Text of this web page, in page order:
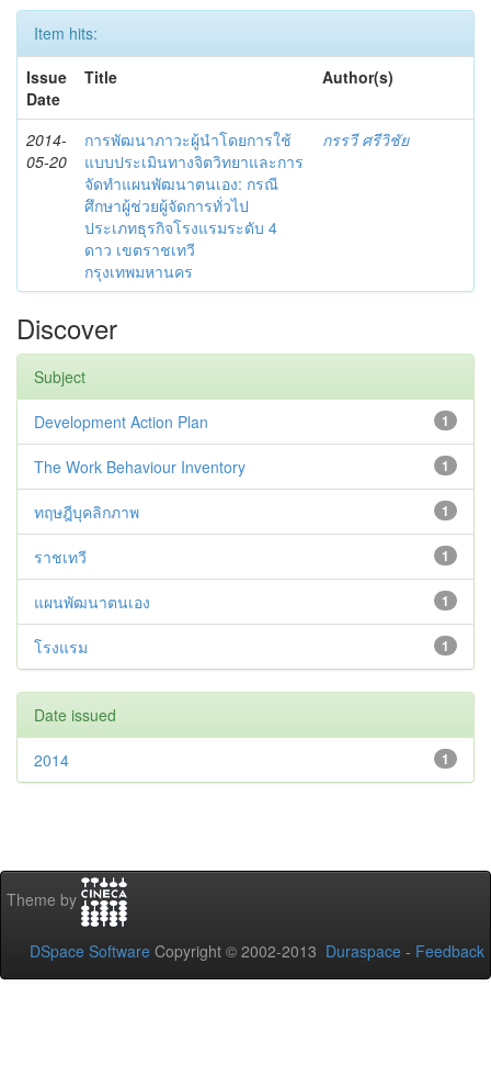
Item hits:
Issue
Date
Title Author(s)
2014-
05-20
การพัฒนาภาวะผู้นำโดยการใช้
แบบประเมินทางจิตวิทยาและการ
จัดทำแผนพัฒนาตนเอง: กรณี
ศึกษาผู้ช่วยผู้จัดการทั่วไป
ประเภทธุรกิจโรงแรมระดับ 4
ดาว เขตราชเทวี
กรุงเทพมหานคร
กรรวี ศรีวิชัย
Discover
Subject
1
Development Action Plan
1
The Work Behaviour Inventory
1
ทฤษฎีบุคลิกภาพ
1
ราชเทวี
1
แผนพัฒนาตนเอง
1
โรงแรม
Date issued
1
2014
Theme by
DSpace Software Copyright © 2002-2013 Duraspace - Feedback